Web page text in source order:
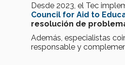
Desde 2023, el Tec
Council for Aid to
resolución de
Además, especialistas
responsable y